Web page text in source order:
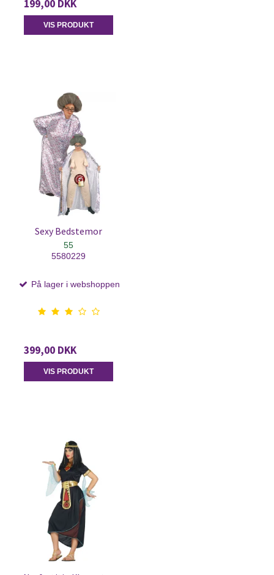
199,00 DKK
VIS PRODUKT
Sexy Bedstemor
55
5580229
På lager i webshoppen
399,00 DKK
VIS PRODUKT